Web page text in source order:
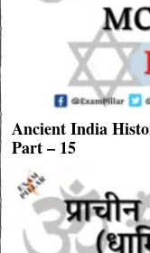
Ancient India
Part – 15